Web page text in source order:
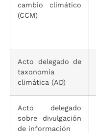
cambio climático
(CCM)
Acto delegado de
taxonomía
climática (AD)
Acto delegado
sobre divulgación
de información